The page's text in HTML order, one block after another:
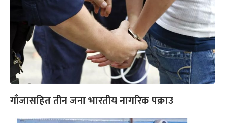
गाँजासहित तीन जना भारतीय नागरिक पक्राउ